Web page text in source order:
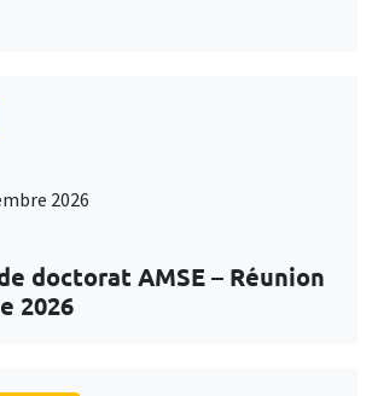
2026
doctorat AMSE – Réunion
2026